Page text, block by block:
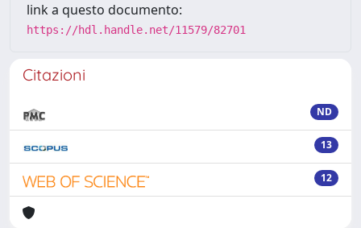
link a questo documento:
https://hdl.handle.net/11579/82701
Citazioni
ND
13
12